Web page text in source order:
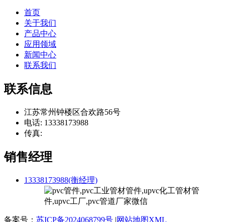
首页
关于我们
产品中心
应用领域
新闻中心
联系我们
联系信息
江苏常州钟楼区合欢路56号
电话: 13338173988
传真:
销售经理
13338173988(衡经理)
备案号： 苏ICP备2024068799号 |网站地图XML